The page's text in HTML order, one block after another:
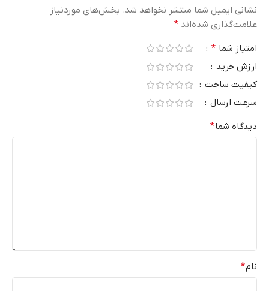
نشانی ایمیل شما منتشر نخواهد شد. بخش‌های موردنیاز
علامت‌گذاری شده‌اند *
امتیاز شما *
ارزش خرید
کیفیت ساخت
سرعت ارسال
دیدگاه شما*
نام*